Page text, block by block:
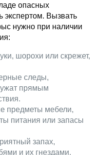
опасных
экспертом. Вызвать
нужно при наличии
шорохи или скрежет,
следы,
прямым
предметы мебели,
питания или запасы
запах,
и их гнездами,